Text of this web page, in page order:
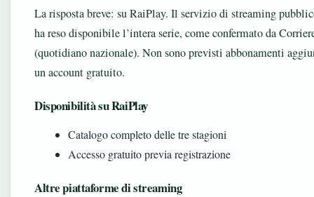
La risposta breve: su RaiPlay. Il servizio di streaming
ha reso disponibile l’intera serie, come confermato da
(quotidiano nazionale). Non sono previsti abbonamenti
un account gratuito.
Disponibilità su RaiPlay
Catalogo completo delle tre stagioni
Accesso gratuito previa registrazione
Altre piattaforme di streaming